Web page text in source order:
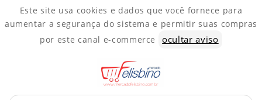
Este site usa cookies e dados que você fornece para
aumentar a segurança do sistema e permitir suas compras
por este canal e-commerce